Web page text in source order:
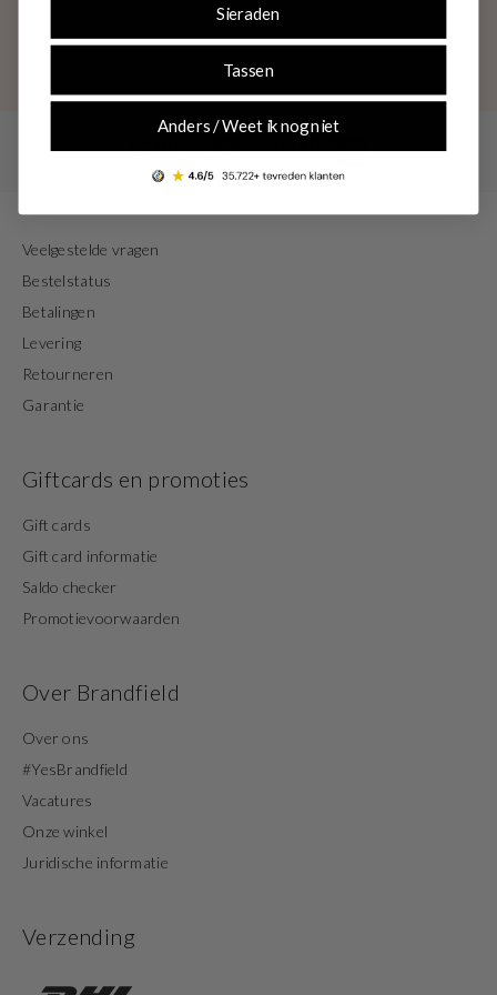
Veelgestelde vragen
Bestelstatus
Betalingen
Levering
Retourneren
Garantie
Giftcards en promoties
Gift cards
Gift card informatie
Saldo checker
Promotievoorwaarden
Over Brandfield
Over ons
#YesBrandfield
Vacatures
Onze winkel
Juridische informatie
Verzending
Sieraden
Tassen
Anders / Weet ik nog niet